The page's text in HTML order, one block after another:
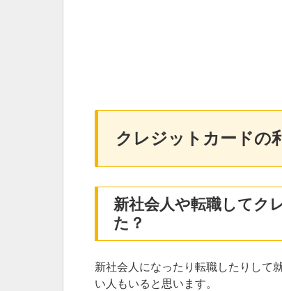
クレジットカードの
新社会人や転職してク
た？
新社会人になったり転職したりして
い人もいると思います。